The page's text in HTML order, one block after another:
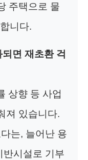
주택으로 물
니다.
면 재초환 걱
상향 등 사업
져 있습니다.
는, 늘어난 용
반시설로 기부